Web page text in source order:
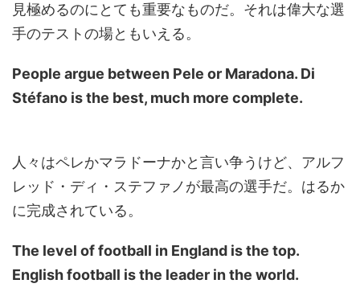
見極めるのにとても重要なものだ。それは偉大な選
手のテストの場ともいえる。
People argue between Pele or Maradona. Di
Stéfano is the best, much more complete.
人々はペレかマラドーナかと言い争うけど、アルフ
レッド・ディ・ステファノが最高の選手だ。はるか
に完成されている。
The level of football in England is the top.
English football is the leader in the world.